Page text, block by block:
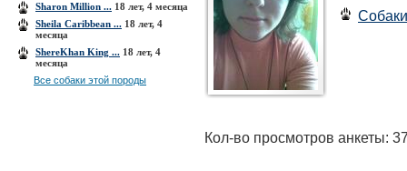
Sharon Million ... 18 лет, 4 месяца
Sheila Caribbean ... 18 лет, 4
месяца
ShereKhan King ... 18 лет, 4
месяца
Все собаки этой породы
Собаки
Кол-во просмотров анкеты: